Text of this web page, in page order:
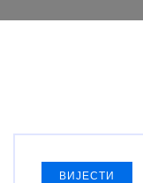
ВИЈЕСТИ